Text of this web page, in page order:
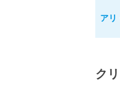
アリ
ク